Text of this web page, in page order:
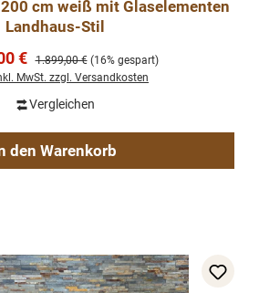
cm weiß mit Glaselementen
Landhaus-Stil
€ Regulärer Preis:
1.899,00 € (16% gespart)
MwSt. zzgl. Versandkosten
Vergleichen
den Warenkorb